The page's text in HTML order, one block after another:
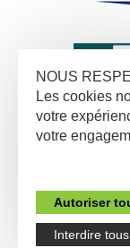
NOUS
Les cookies
votre
votre
Autoriser
Interdire